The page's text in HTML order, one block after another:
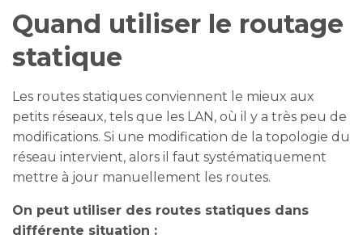
Quand utiliser le routage
statique
Les routes statiques conviennent le mieux aux
petits réseaux, tels que les LAN, où il y a très peu de
modifications. Si une modification de la topologie du
réseau intervient, alors il faut systématiquement
mettre à jour manuellement les routes.
On peut utiliser des routes statiques dans
différente situation :